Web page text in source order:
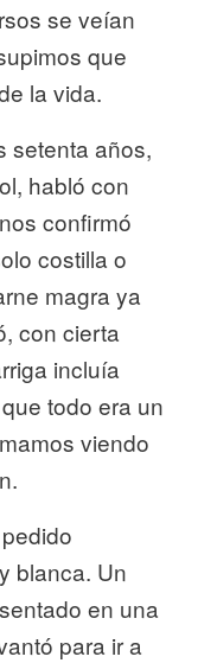
se veían
que
la vida.
setenta años,
habló con
confirmó
costilla o
magra ya
con cierta
incluía
todo era un
viendo
blanca. Un
en una
para ir a